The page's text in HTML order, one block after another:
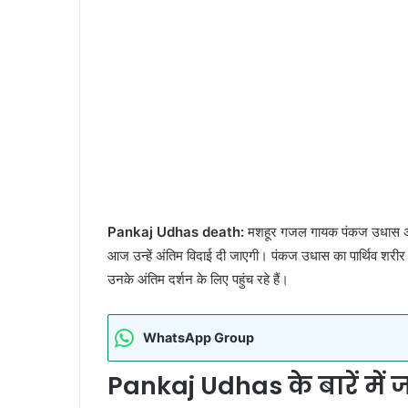
Pankaj Udhas death:मशहूर गजल गायक पंकज उधास अब
आज उन्हें अंतिम विदाई दी जाएगी। पंकज उधास का पार्थिव
उनके अंतिम दर्शन के लिए पहुंच रहे हैं।
WhatsApp Group
Pankaj Udhas के बारें में